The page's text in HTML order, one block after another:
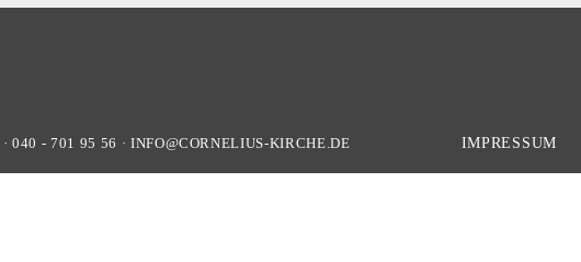
IMPRESSUM
·040 - 701 95 56 · INFO@CORNELIUS-KIRCHE.DE